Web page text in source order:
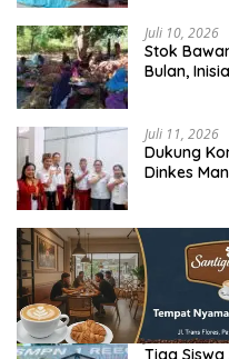
Juli 10, 2026
Stok
Bulan,
Juli 11, 2026
Dukung
Dinkes
Usai
Tala
dari Astra
Juli 11, 2026
Tiga Siswa